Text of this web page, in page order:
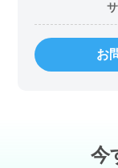
お
今